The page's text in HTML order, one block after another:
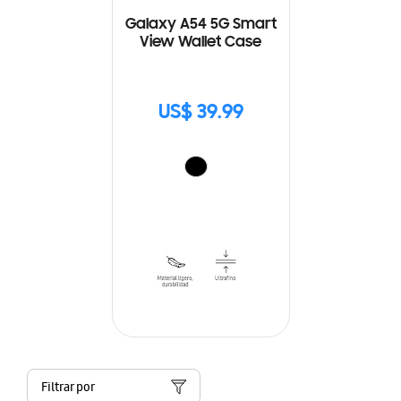
Galaxy A54 5G Smart
View Wallet Case
US$ 39.99
Filtrar por